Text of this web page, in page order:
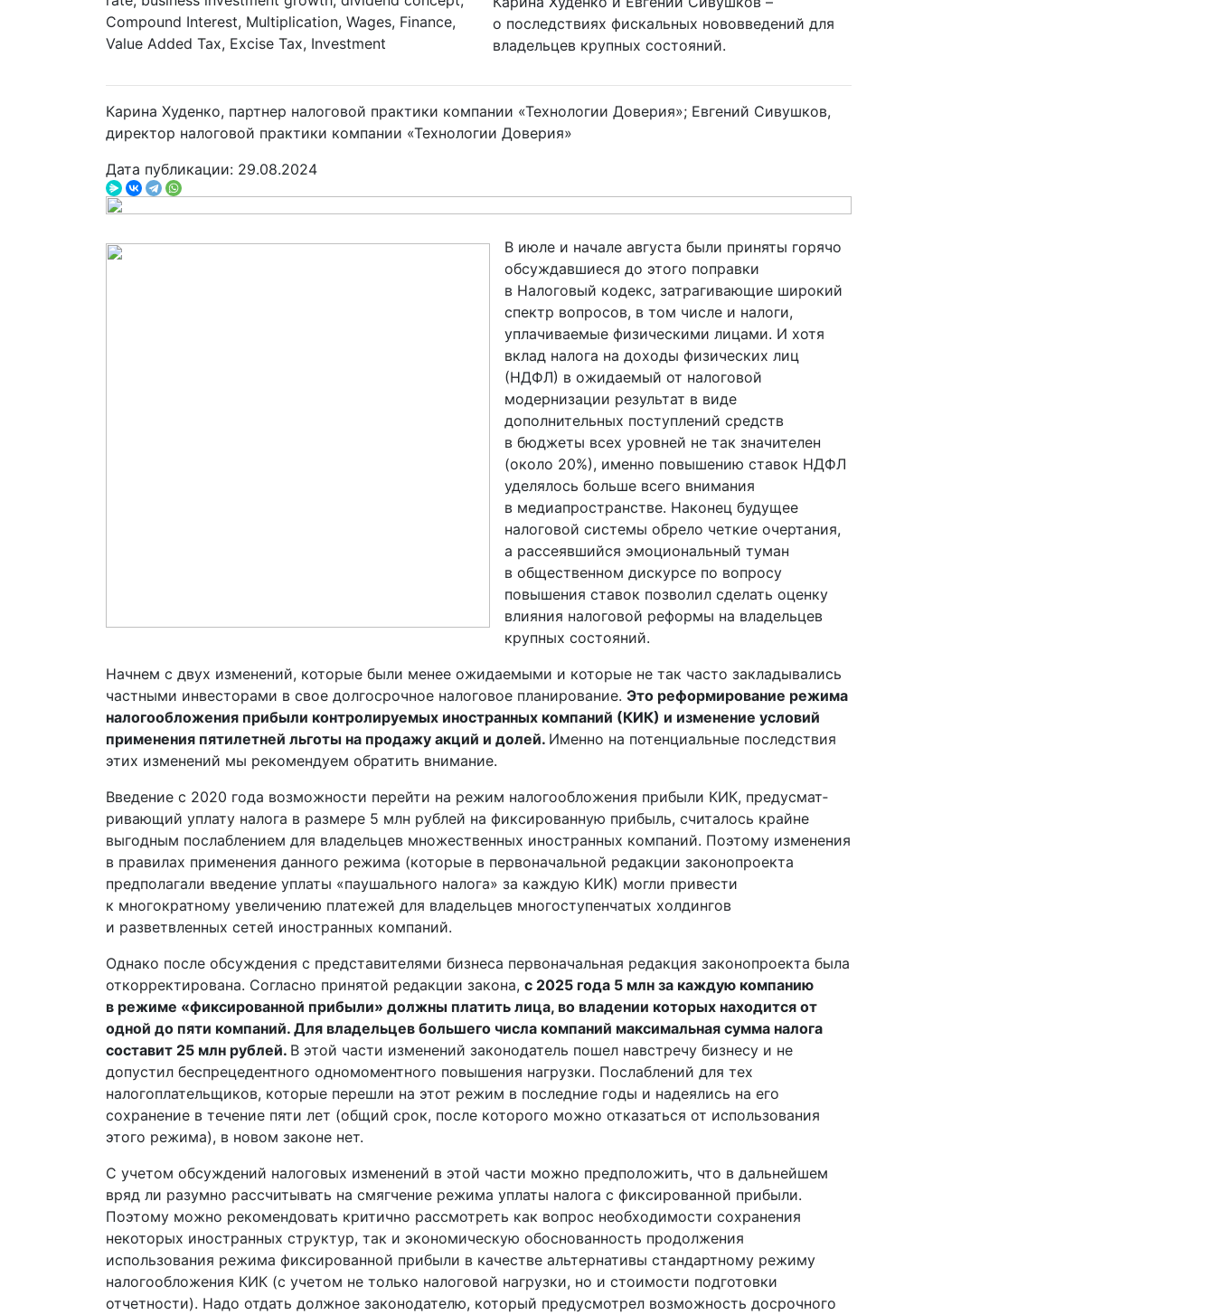
Compound Interest, Multiplication, Wages, Finance,
Value Added Tax, Excise Tax, Investment
о последствиях фискальных нововведений для
владельцев крупных состояний.
Карина Худенко, партнер налоговой практики компании «Технологии Доверия»; Евгений Сивушков,
директор налоговой практики компании «Технологии Доверия»
Дата публикации: 29.08.2024
В июле и начале августа были приняты горячо
обсуждавшиеся до этого поправки
в Налоговый кодекс, затрагивающие широкий
спектр вопросов, в том числе и налоги,
уплачиваемые физическими лицами. И хотя
вклад налога на доходы физических лиц
(НДФЛ) в ожидаемый от налоговой
модернизации результат в виде
дополнительных поступлений средств
в бюджеты всех уровней не так значителен
(около 20%), именно повышению ставок НДФЛ
уделялось больше всего внимания
в медиапространстве. Наконец будущее
налоговой системы обрело четкие очертания,
а рассеявшийся эмоциональный туман
в общественном дискурсе по вопросу
повышения ставок позволил сделать оценку
влияния налоговой реформы на владельцев
крупных состояний.
Начнем с двух изменений, которые были менее ожидаемыми и которые не так часто закладывались
частными инвесторами в свое долгосрочное налоговое планирование. Это реформирование режима
налогообложения прибыли контролируемых иностранных компаний (КИК) и изменение условий
применения пятилетней льготы на продажу акций и долей. Именно на потенциальные последствия
этих изменений мы рекомендуем обратить внимание.
Введение с 2020 года возможности перейти на режим налогообложения прибыли КИК, предусмат­
ривающий уплату налога в размере 5 млн руб­лей на фиксированную прибыль, считалось крайне
выгодным послаблением для владельцев множественных иностранных компаний. Поэтому изменения
в правилах применения данного режима (которые в первоначальной редакции законопроекта
предполагали введение уплаты «паушального налога» за каждую КИК) могли привести
к многократному увеличению платежей для владельцев многоступенчатых холдингов
и разветвленных сетей иностранных компаний.
Однако после обсуждения с представителями бизнеса первоначальная редакция законопроекта была
откорректирована. Согласно принятой редакции закона, с 2025 года 5 млн за каждую компанию
в режиме «фиксированной прибыли» должны платить лица, во владении которых находится от
одной до пяти компаний. Для владельцев большего числа компаний максимальная сумма налога
составит 25 млн руб­лей. В этой части изменений законодатель пошел навстречу бизнесу и не
допустил беспрецедентного одномоментного повышения нагрузки. Послаблений для тех
налогоплательщиков, которые перешли на этот режим в последние годы и надеялись на его
сохранение в течение пяти лет (общий срок, после которого можно отказаться от использования
этого режима), в новом законе нет.
С учетом обсуждений налоговых изменений в этой части можно предположить, что в дальнейшем
вряд ли разумно рассчитывать на смягчение режима уплаты налога с фиксированной прибыли.
Поэтому можно рекомендовать критично рассмотреть как вопрос необходимости сохранения
некоторых иностранных структур, так и экономическую обоснованность продолжения
использования режима фиксированной прибыли в качестве альтернативы стандартному режиму
налогообложения КИК (с учетом не только налоговой нагрузки, но и стоимости подготовки
отчетности). Надо отдать должное законодателю, который предусмотрел возможность досрочного